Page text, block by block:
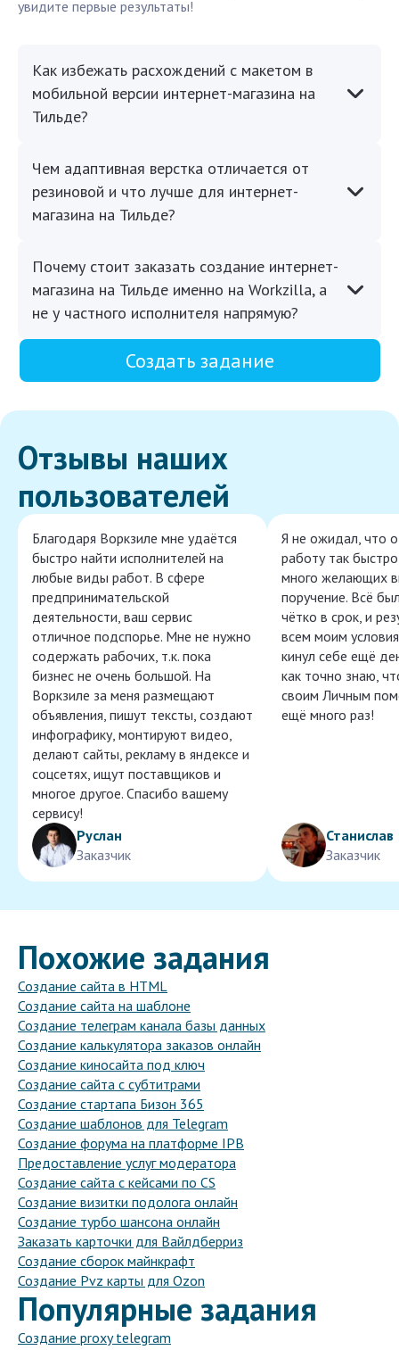
увидите первые результаты!
Как избежать расхождений с макетом в
мобильной версии интернет-магазина на
Тильде?
Чем адаптивная верстка отличается от
резиновой и что лучше для интернет-
магазина на Тильде?
Почему стоит заказать создание интернет-
магазина на Тильде именно на Workzilla, а
не у частного исполнителя напрямую?
Создать задание
Отзывы наших
пользователей
Благодаря Воркзиле мне удаётся
быстро найти исполнителей на
любые виды работ. В сфере
предпринимательской
деятельности, ваш сервис
отличное подспорье. Мне не нужно
содержать рабочих, т.к. пока
бизнес не очень большой. На
Воркзиле за меня размещают
объявления, пишут тексты, создают
инфографику, монтируют видео,
делают сайты, рекламу в яндексе и
соцсетях, ищут поставщиков и
многое другое. Спасибо вашему
сервису!
Руслан
Заказчик
Я не ожидал, что
работу так
много желающих
поручение. Всё
чётко в срок, и
всем моим
кинул себе ещё
как точно знаю,
своим Личным
ещё много раз!
Станислав
Заказчик
Похожие задания
Создание сайта в HTML
Создание сайта на шаблоне
Создание телеграм канала базы данных
Создание калькулятора заказов онлайн
Создание киносайта под ключ
Создание сайта с субтитрами
Создание стартапа Бизон 365
Создание шаблонов для Telegram
Создание форума на платформе IPB
Предоставление услуг модератора
Создание сайта с кейсами по CS
Создание визитки подолога онлайн
Создание турбо шансона онлайн
Заказать карточки для Вайлдберриз
Создание сборок майнкрафт
Создание Pvz карты для Ozon
Популярные задания
Создание proxy telegram